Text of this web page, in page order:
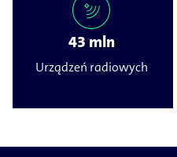
43 mln
Urządzeń radiowych